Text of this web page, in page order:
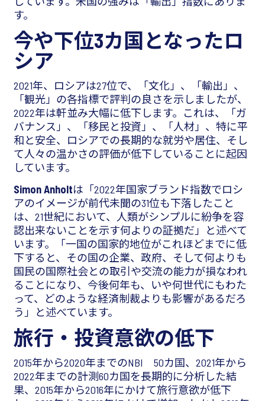
す。
今や下位3カ国となったロ
シア
2021年、ロシアは27位で、「文化」、「輸出」、
「観光」の各指標で評判の良さを示しましたが、
2022年は軒並み大幅に低下します。これは、「ガ
バナンス」、「移民と投資」、「人材」、特に平
和と安全、ロシアでの長期的な就労や居住、そし
て人々の温かさの評価が低下していることに起因
しています。
Simon Anholtは「2022年国家ブランド指数でロシ
アのイメージが前代未聞の31位も下落したこと
は、21世紀において、人類がシンプルに紛争を容
認出来ないことを示す何よりの証拠だ」と述べて
います。「一国の国家的地位がこれほどまでに低
下すると、その国の企業、政府、そして何よりも
国民の国際社会との取引や交流の能力が損なわれ
ることになり、今後何年も、いや何世代にもわた
って、どのような経済制裁よりも影響があるだろ
う」と述べています。
旅行・投資意欲の低下
2015年から2020年までのNBI 50カ国、2021年から
2022年までの計測60カ国を長期的に分析した結
果、2015年から2016年にかけて旅行意欲が低下